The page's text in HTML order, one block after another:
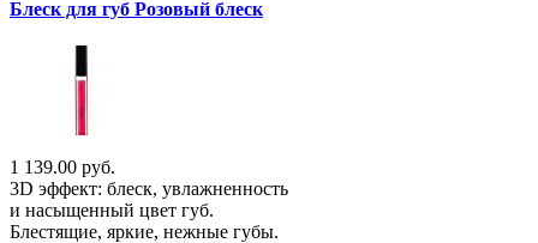
Блеск для губ Розовый блеск
1 139.00 руб.
3D эффект: блеск, увлажненность
и насыщенный цвет губ.
Блестящие, яркие, нежные губы.